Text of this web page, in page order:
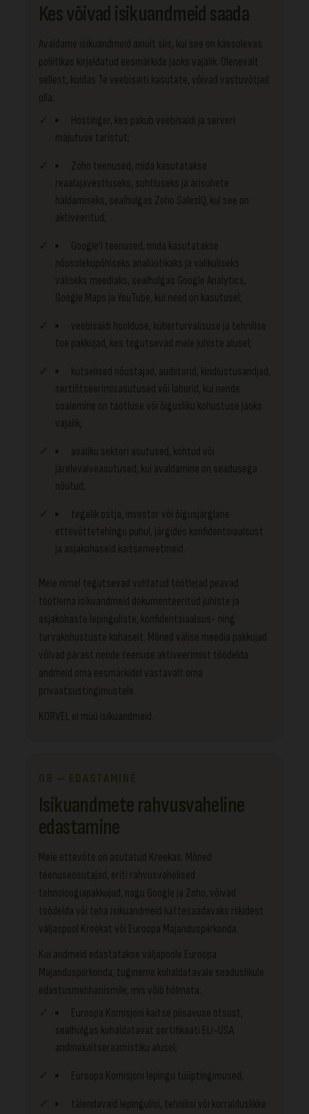
Kes võivad isikuandmeid saada
Avaldame isikuandmeid ainult siis, kui see on käesolevas
poliitikas kirjeldatud eesmärkide jaoks vajalik. Olenevalt
sellest, kuidas Te veebisaiti kasutate, võivad vastuvõtjad
olla:
Hostinger, kes pakub veebisaidi ja serveri
majutuse taristut;
Zoho teenused, mida kasutatakse
reaalajavestluseks, suhtluseks ja ärisuhete
haldamiseks, sealhulgas Zoho SalesIQ, kui see on
aktiveeritud;
Google'i teenused, mida kasutatakse
nõusolekupõhiseks analüütikaks ja valikuliseks
väliseks meediaks, sealhulgas Google Analytics,
Google Maps ja YouTube, kui need on kasutusel;
veebisaidi hoolduse, küberturvalisuse ja tehnilise
toe pakkujad, kes tegutsevad meie juhiste alusel;
kutselised nõustajad, audiitorid, kindlustusandjad,
sertifitseerimisasutused või laborid, kui nende
osalemine on taotluse või õigusliku kohustuse jaoks
vajalik;
avaliku sektori asutused, kohtud või
järelevalveasutused, kui avaldamine on seadusega
nõutud;
tegelik ostja, investor või õigusjärglane
ettevõttetehingu puhul, järgides konfidentsiaalsust
ja asjakohaseid kaitsemeetmeid.
Meie nimel tegutsevad volitatud töötlejad peavad
töötlema isikuandmeid dokumenteeritud juhiste ja
asjakohaste lepinguliste, konfidentsiaalsus- ning
turvakohustuste kohaselt. Mõned välise meedia pakkujad
võivad pärast nende teenuse aktiveerimist töödelda
andmeid oma eesmärkidel vastavalt oma
privaatsustingimustele.
KORVEL ei müü isikuandmeid.
08 — EDASTAMINE
Isikuandmete rahvusvaheline
edastamine
Meie ettevõte on asutatud Kreekas. Mõned
teenuseosutajad, eriti rahvusvahelised
tehnoloogiapakkujad, nagu Google ja Zoho, võivad
töödelda või teha isikuandmeid kättesaadavaks riikidest
väljaspool Kreekat või Euroopa Majanduspiirkonda.
Kui andmeid edastatakse väljapoole Euroopa
Majanduspiirkonda, tugineme kohaldatavale seaduslikule
edastusmehhanismile, mis võib hõlmata:
Euroopa Komisjoni kaitse piisavuse otsust,
sealhulgas kohaldatavat sertifikaati ELi-USA
andmekaitseraamistiku alusel;
Euroopa Komisjoni lepingu tüüptingimused;
täiendavaid lepingulisi, tehnilisi või korralduslikke